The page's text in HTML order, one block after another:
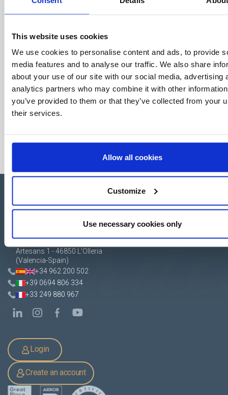
This website uses cookies
We use cookies to personalise content and ads, to provide
media features and to analyse our traffic. We also share
about your use of our site with our social media, advertising
analytics partners who may combine it with other
you’ve provided to them or that they’ve collected from your
their services.
Allow all cookies
Customize
Use necessary cookies only
Artesans 1 - 46850 L'Olleria
(Valencia-Spain)
+34 962 200 502
+39 0694 806 334
+33 249 880 967
Login
Create an account